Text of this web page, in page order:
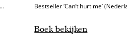
Bestseller ‘Can’t hurt me’
kwam.
Boek bekijken